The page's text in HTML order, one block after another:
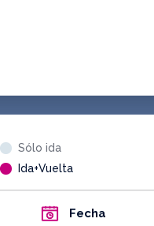
Sólo ida
Ida+Vuelta
Fecha